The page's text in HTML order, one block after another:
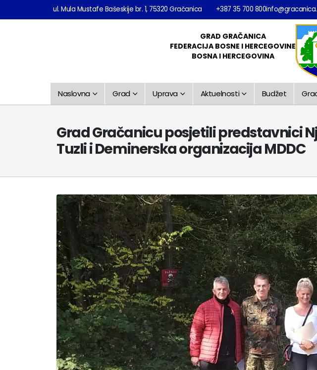
ul. Mula Mustafe Bašeskije br. 1, 75320 Gračanica +387 35 700 800
GRAD GRAČANICA
FEDERACIJA BOSNE I HERCEGOVINE
BOSNA I HERCEGOVINA
Naslovna Grad Uprava Aktuelnosti Budžet
Grad Gračanicu posjetili predstavnici
Tuzli i Deminerska organizacija MDDC